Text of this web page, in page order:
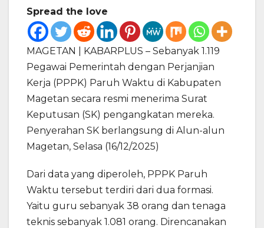
Spread the love
MAGETAN | KABARPLUS – Sebanyak 1.119
Pegawai Pemerintah dengan Perjanjian
Kerja (PPPK) Paruh Waktu di Kabupaten
Magetan secara resmi menerima Surat
Keputusan (SK) pengangkatan mereka.
Penyerahan SK berlangsung di Alun-alun
Magetan, Selasa (16/12/2025)
Dari data yang diperoleh, PPPK Paruh
Waktu tersebut terdiri dari dua formasi.
Yaitu guru sebanyak 38 orang dan tenaga
teknis sebanyak 1.081 orang. Direncanakan